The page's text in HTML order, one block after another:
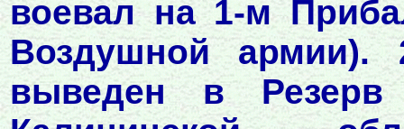
воевал на 1-м
Воздушной
выведен в Резерв